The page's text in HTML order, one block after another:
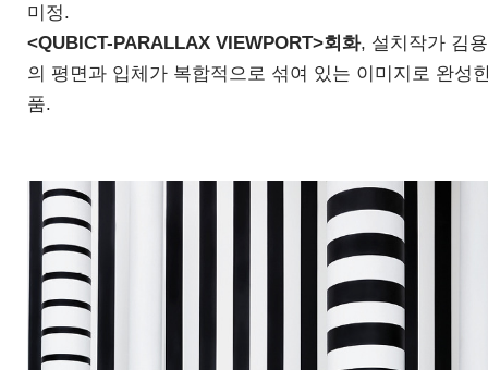
미정.
<QUBICT-PARALLAX VIEWPORT>회화, 설치작가 김
의 평면과 입체가 복합적으로 섞여 있는 이미지로 완성
품.